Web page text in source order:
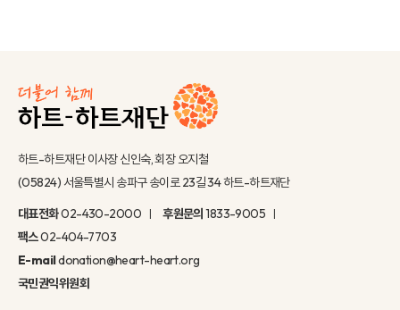
하트-하트재단 이사장 신인숙, 회장 오지철
(05824) 서울특별시 송파구 송이로 23길 34 하트-하트재단
대표전화02-430-2000 후원문의1833-9005
팩스02-404-7703
E-maildonation@heart-heart.org
국민권익위원회